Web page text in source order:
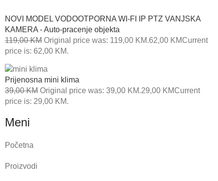
NOVI MODEL VODOOTPORNA WI-FI IP PTZ VANJSKA
KAMERA - Auto-pracenje objekta
119,00KM Original price was: 119,00 KM.62,00 KMCurrent
price is: 62,00 KM.
Prijenosna mini klima
39,00KM Original price was: 39,00 KM.29,00 KMCurrent
price is: 29,00 KM.
Meni
Početna
Proizvodi